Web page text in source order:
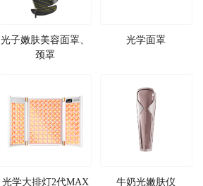
光子嫩肤美容面罩、
颈罩
光学面罩
光学大排灯2代MAX 牛奶光嫩肤仪